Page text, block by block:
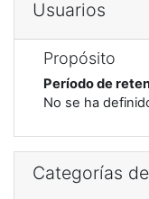
Usuarios
Propósito
Período de
No se ha
Categorías